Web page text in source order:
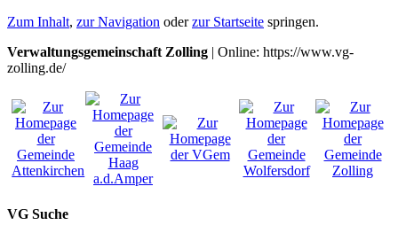
Zum Inhalt, zur Navigation oderzur Startseite springen.
Verwaltungsgemeinschaft Zolling | Online: https://www.vg-
zolling.de/
VG Suche